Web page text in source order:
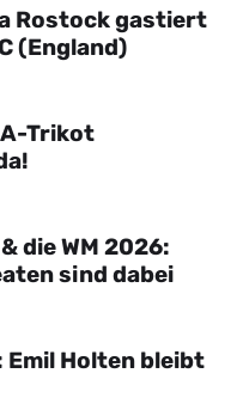
Rostock gastiert
(England)
Trikot
die WM 2026:
sind dabei
Emil Holten bleibt